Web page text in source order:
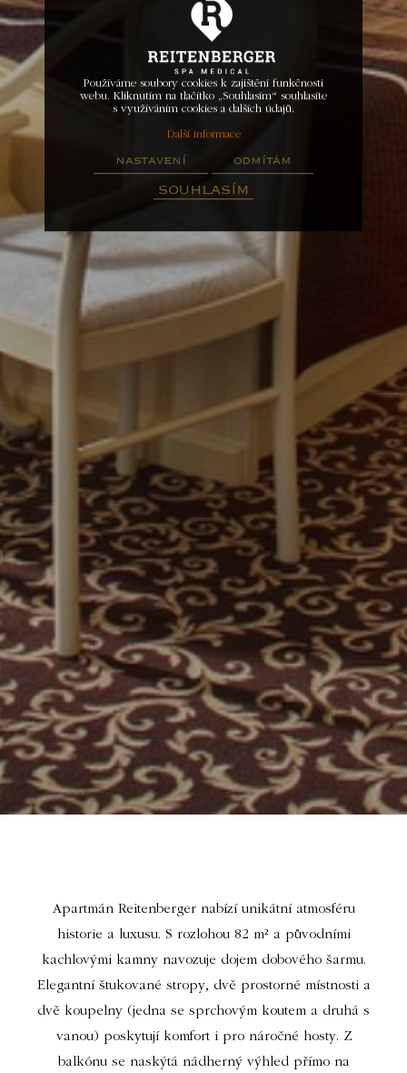
Apartmán Reitenberger nabízí unikátní atmosféru
historie a luxusu. S rozlohou 82 m² a původními
kachlovými kamny navozuje dojem dobového šarmu.
Elegantní štukované stropy, dvě prostorné místnosti a
dvě koupelny (jedna se sprchovým koutem a druhá s
vanou) poskytují komfort i pro náročné hosty. Z
balkónu se naskýtá nádherný výhled přímo na
Používáme soubory cookies k zajištění funkčnosti
webu. Kliknutím na tlačítko „Souhlasím“ souhlasíte
s využíváním cookies a dalších údajů.
Další informace
nastavení odmítám
souhlasím